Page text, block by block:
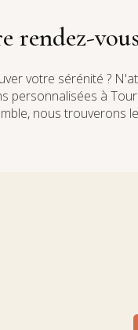
rendez-
votre sérénité ?
personnalisées à
nous trouverons